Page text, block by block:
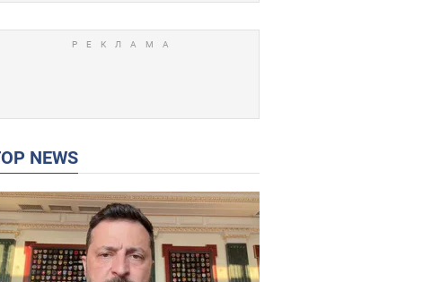
TOP NEWS